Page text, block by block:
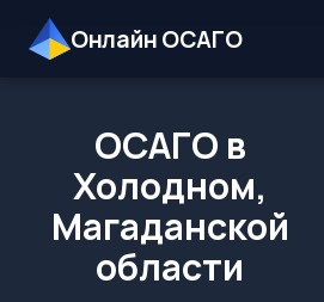
Онлайн ОСАГО
ОСАГО в
Холодном,
Магаданской
области